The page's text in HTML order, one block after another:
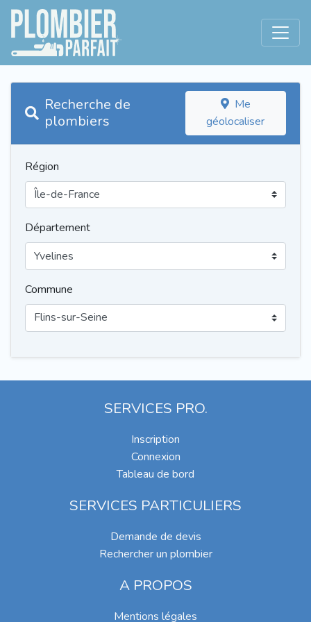
Recherche de
plombiers
Me
géolocaliser
Région
Département
Commune
SERVICES PRO.
Inscription
Connexion
Tableau de bord
SERVICES PARTICULIERS
Demande de devis
Rechercher un plombier
A PROPOS
Mentions légales